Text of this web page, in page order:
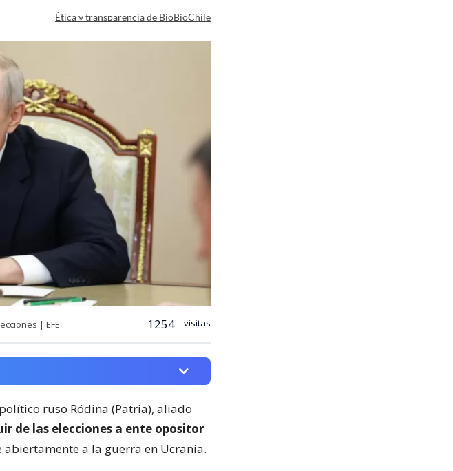
Ética y transparencia de BioBioChile
| EFE 1254 visitas
ruso Ródina (Patria), aliado
de las elecciones a ente opositor
a la guerra en Ucrania.